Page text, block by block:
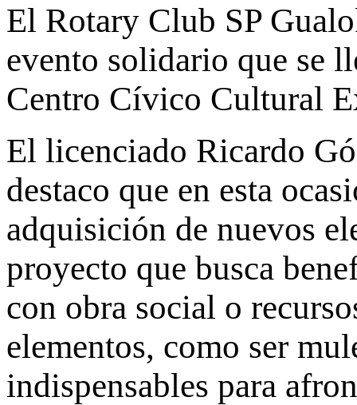
El Rotary Club SP
evento solidario que se
Centro Cívico Cultural
El licenciado Ricardo
destaco que en esta
adquisición de nuevos
proyecto que busca
con obra social o
elementos, como ser
indispensables para